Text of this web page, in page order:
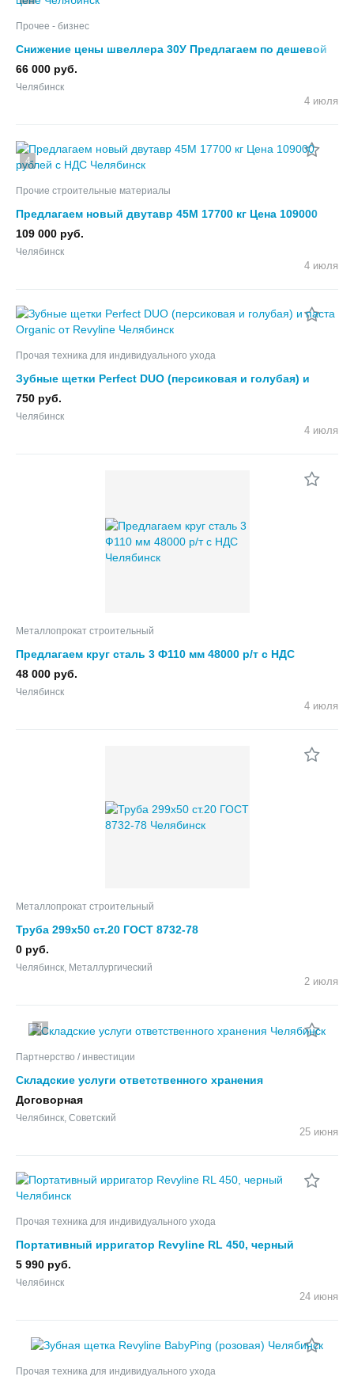
Прочее - бизнес
Снижение цены швеллера 30У Предлагаем по дешевой
цене
66 000 руб.
Челябинск
4 июля
4
Прочие строительные материалы
Предлагаем новый двутавр 45М 17700 кг Цена 109000
рублей с НДС
109 000 руб.
Челябинск
4 июля
Прочая техника для индивидуального ухода
Зубные щетки Perfect DUO (персиковая и голубая) и
паста Organic от Revyline
750 руб.
Челябинск
4 июля
Металлопрокат строительный
Предлагаем круг сталь 3 Ф110 мм 48000 р/т с НДС
48 000 руб.
Челябинск
4 июля
Металлопрокат строительный
Труба 299х50 ст.20 ГОСТ 8732-78
0 руб.
Челябинск, Металлургический
2 июля
4
Партнерство / инвестиции
Складские услуги ответственного хранения
Договорная
Челябинск, Советский
25 июня
Прочая техника для индивидуального ухода
Портативный ирригатор Revyline RL 450, черный
5 990 руб.
Челябинск
24 июня
Прочая техника для индивидуального ухода